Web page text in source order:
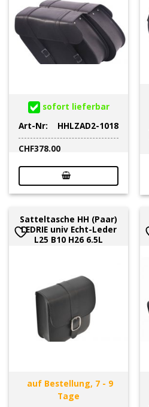
sofort lieferbar
Art-Nr:
HHLZAD2-1018
CHF378.00
Satteltasche HH (Paar)
LEDRIE univ Echt-Leder
L25 B10 H26 6.5L
auf Bestellung, 7 - 9
Tage